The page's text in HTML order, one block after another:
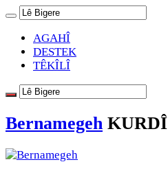
AGAHÎ
DESTEK
TÊKÎLÎ
Bernamegeh KURDÎ